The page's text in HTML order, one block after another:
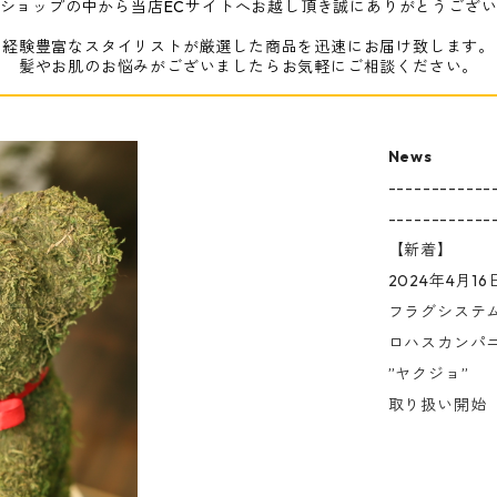
ョップの中から当店ECサイトへお越し頂き誠にありがとうござい
経験豊富なスタイリストが厳選した商品を迅速にお届け致します。
髪やお肌のお悩みがございましたらお気軽にご相談ください。
News
【新着】
2024年4月16
フラグシステ
ロハスカンパ
”ヤクジョ”
取り扱い開始